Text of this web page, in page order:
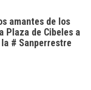
amantes de los
Plaza de Cibeles a
la # Sanperrestre